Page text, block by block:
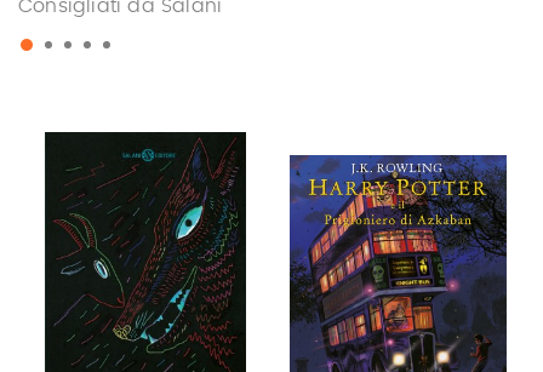
Consigliati da Salani